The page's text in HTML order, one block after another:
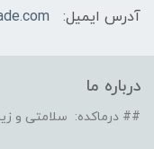
آدرس ایمیل:
درباره ما
## درماکده: سلامتی و